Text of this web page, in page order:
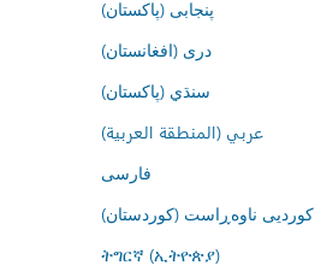
پنجابی (پاکستان)
درى (افغانستان)
سنڌي (پاکستان)
عربي (المنطقة العربية)
فارسى
کوردیی ناوەڕاست (کوردستان)
ትግርኛ (ኢትዮጵያ)